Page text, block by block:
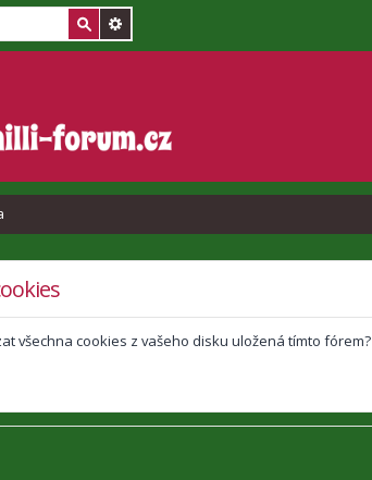
všechna cookies z vašeho disku uložená tímto fórem?